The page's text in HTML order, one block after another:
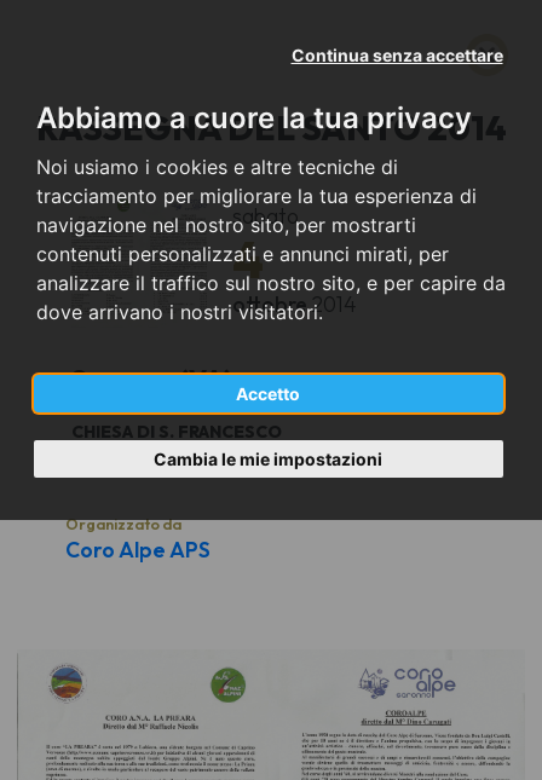
Abbiamo a cuore la tua privacy
Noi usiamo i cookies e altre tecniche di
tracciamento per migliorare la tua esperienza di
navigazione nel nostro sito, per mostrarti
contenuti personalizzati e annunci mirati, per
analizzare il traffico sul nostro sito, e per capire da
dove arrivano i nostri visitatori.
Accetto
Continua senza accettare
Cambia le mie impostazioni
RASSEGNA DEL SANTO 2014
sabato
4
ottobre2014
Saronno (VA)
CHIESA DI S. FRANCESCO
Organizzato da
Coro Alpe APS